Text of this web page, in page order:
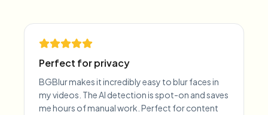
Perfect for privacy
BGBlur makes it incredibly easy to blur faces in
my videos. The AI detection is spot-on and saves
me hours of manual work. Perfect for content